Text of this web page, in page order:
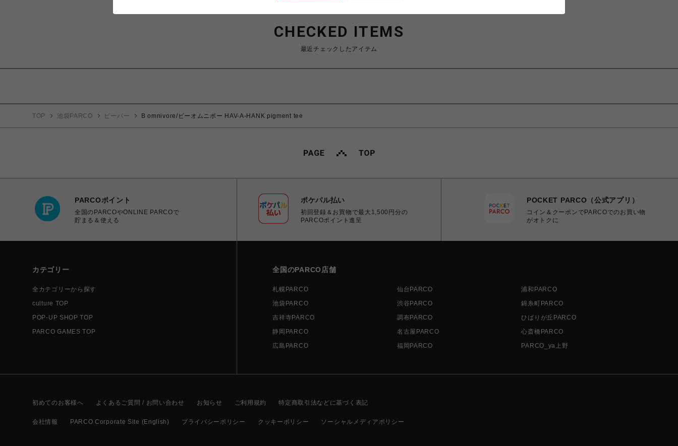
CHECKED ITEMS
最近チェックしたアイテム
TOP 池袋PARCO ビーバー B omnivore/ビーオムニボー HAV-A-HANK pigment tee
PARCOポイント
全国のPARCOやONLINE PARCOで
貯まる＆使える
ポケパル払い
初回登録＆お買物で最大1,500円分の
PARCOポイント進呈
POCKET PARCO（公式アプリ）
コイン＆クーポンでPARCOでのお買い物
がオトクに
カテゴリー
全カテゴリーから探す
culture TOP
POP-UP SHOP TOP
PARCO GAMES TOP
全国のPARCO店舗
札幌PARCO 仙台PARCO
浦和PARCO
池袋PARCO
渋谷PARCO
錦糸町PARCO
吉祥寺PARCO
調布PARCO
ひばりが丘PARCO
静岡PARCO
名古屋PARCO
心斎橋PARCO
広島PARCO
福岡PARCO PARCO_ya上野
初めてのお客様へ よくあるご質問 / お問い合わせ お知らせ ご利用規約 特定商取引法などに基づく表記
会社情報 PARCO Corporate Site (English) プライバシーポリシー クッキーポリシー ソーシャルメディアポリシー